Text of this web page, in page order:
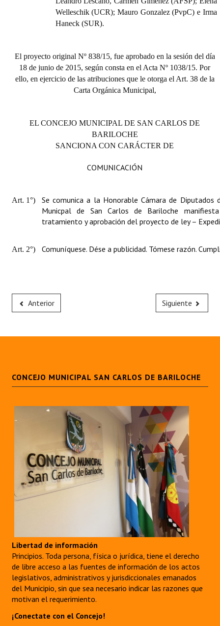
Welleschik (UCR); Mauro Gonzalez (PvpC) e Irma
Haneck (SUR).
El proyecto original Nº 838/15, fue aprobado en la sesión del día
18 de junio de 2015, según consta en el Acta Nº 1038/15. Por
ello, en ejercicio de las atribuciones que le otorga el Art. 38 de la
Carta Orgánica Municipal,
EL CONCEJO MUNICIPAL DE SAN CARLOS DE
BARILOCHE
SANCIONA CON CARÁCTER DE
COMUNICACIÓN
Art. 1°)
Se comunica a la Honorable Cámara de Diputados
Municpal de San Carlos de Bariloche
tratamiento y aprobación del proyecto de ley –
Art. 2°) Comuníquese. Dése a publicidad. Tómese razón.
Anterior Siguiente
CONCEJO MUNICIPAL SAN CARLOS DE BARILOCHE
Libertad de información
Principios. Toda persona, física o jurídica, tiene el derecho
de libre acceso a las fuentes de información de los actos
legislativos, administrativos y jurisdiccionales emanados
del Municipio, sin que sea necesario indicar las razones que
motivan el requerimiento.
¡Conectate con el Concejo!